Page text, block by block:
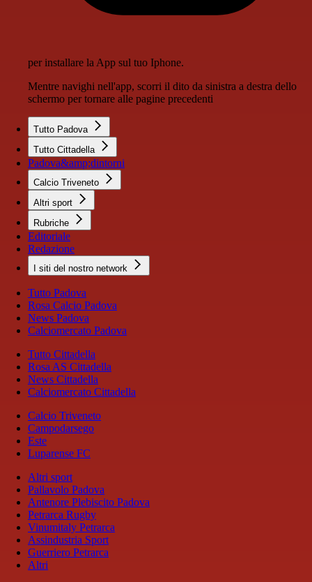
per installare la App sul tuo Iphone.
Mentre navighi nell'app, scorri il dito da sinistra a destra dello
schermo per tornare alle pagine precedenti
Tutto Padova
Tutto Cittadella
Padova&amp;dintorni
Calcio Triveneto
Altri sport
Rubriche
Editoriale
Redazione
I siti del nostro network
Tutto Padova
Rosa Calcio Padova
News Padova
Calciomercato Padova
Tutto Cittadella
Rosa AS Cittadella
News Cittadella
Calciomercato Cittadella
Calcio Triveneto
Campodarsego
Este
Luparense FC
Altri sport
Pallavolo Padova
Antenore Plebiscito Padova
Petrarca Rugby
Vinumitaly Petrarca
Assindustria Sport
Guerriero Petrarca
Altri